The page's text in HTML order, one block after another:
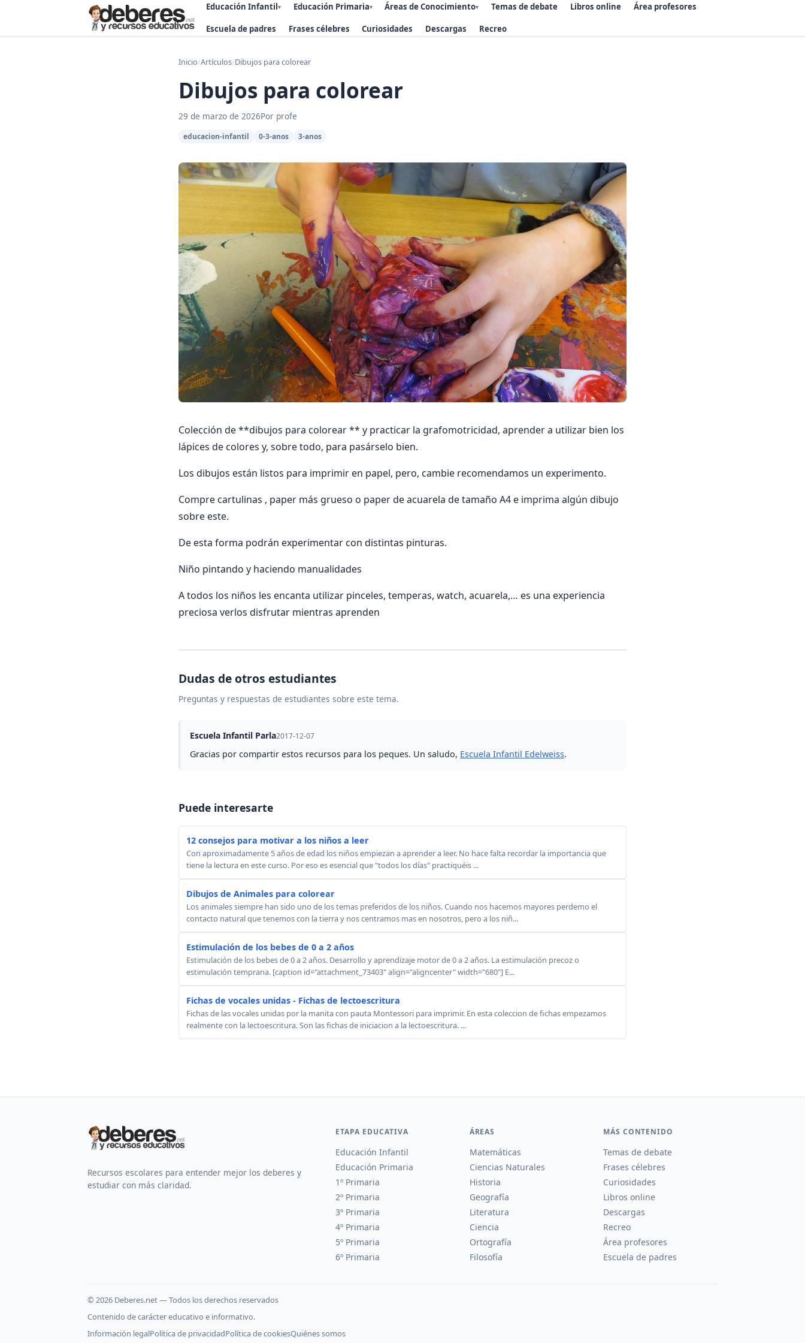
Educación Infantil▾ Educación Primaria▾ Áreas de Conocimiento▾ Temas de debate Libros online Área profesores
Escuela de padres Frases célebres Curiosidades Descargas Recreo
Inicio/Artículos/Dibujos para colorear
Dibujos para colorear
29 de marzo de 2026Por profe
educacion-infantil 0-3-anos 3-anos
Colección de **dibujos para colorear ** y practicar la grafomotricidad, aprender a utilizar bien los
lápices de colores y, sobre todo, para pasárselo bien.
Los dibujos están listos para imprimir en papel, pero, cambie recomendamos un experimento.
Compre cartulinas , paper más grueso o paper de acuarela de tamaño A4 e imprima algún dibujo
sobre este.
De esta forma podrán experimentar con distintas pinturas.
Niño pintando y haciendo manualidades
A todos los niños les encanta utilizar pinceles, temperas, watch, acuarela,… es una experiencia
preciosa verlos disfrutar mientras aprenden
Dudas de otros estudiantes
Preguntas y respuestas de estudiantes sobre este tema.
Escuela Infantil Parla2017-12-07
Gracias por compartir estos recursos para los peques. Un saludo, Escuela Infantil Edelweiss.
Puede interesarte
12 consejos para motivar a los niños a leer
Con aproximadamente 5 años de edad los niños empiezan a aprender a leer. No hace falta recordar la importancia que
tiene la lectura en este curso. Por eso es esencial que "todos los días" practiquéis ...
Dibujos de Animales para colorear
Los animales siempre han sido uno de los temas preferidos de los niños. Cuando nos hacemos mayores perdemo el
contacto natural que tenemos con la tierra y nos centramos mas en nosotros, pero a los niñ...
Estimulación de los bebes de 0 a 2 años
Estimulación de los bebes de 0 a 2 años. Desarrollo y aprendizaje motor de 0 a 2 años. La estimulación precoz o
estimulación temprana. [caption id="attachment_73403" align="aligncenter" width="680"] E...
Fichas de vocales unidas - Fichas de lectoescritura
Fichas de las vocales unidas por la manita con pauta Montessori para imprimir. En esta coleccion de fichas empezamos
realmente con la lectoescritura. Son las fichas de iniciacion a la lectoescritura. ...
Recursos escolares para entender mejor los deberes y
estudiar con más claridad.
ETAPA EDUCATIVA
Educación Infantil
Educación Primaria
1º Primaria
2º Primaria
3º Primaria
4º Primaria
5º Primaria
6º Primaria
ÁREAS
Matemáticas
Ciencias Naturales
Historia
Geografía
Literatura
Ciencia
Ortografía
Filosofía
MÁS CONTENIDO
Temas de debate
Frases célebres
Curiosidades
Libros online
Descargas
Recreo
Área profesores
Escuela de padres
© 2026 Deberes.net — Todos los derechos reservados
Contenido de carácter educativo e informativo.
Información legalPolítica de privacidadPolítica de cookiesQuiénes somos